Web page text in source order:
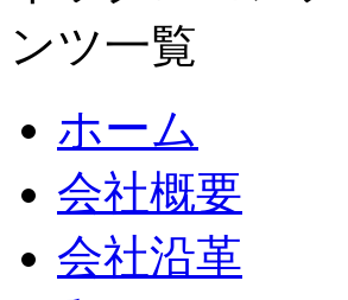
ホーム
会社概要
会社沿革